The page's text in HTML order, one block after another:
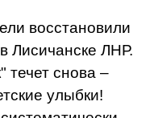
восстановили
Лисичанске ЛНР.
течет снова –
улыбки!